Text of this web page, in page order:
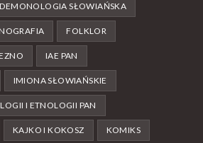
DEMONOLOGIA SŁOWIAŃSKA
FOLKLOR
IAE PAN
IMIONA SŁOWIAŃSKIE
I ETNOLOGII PAN
KAJKO I KOKOSZ KOMIKS